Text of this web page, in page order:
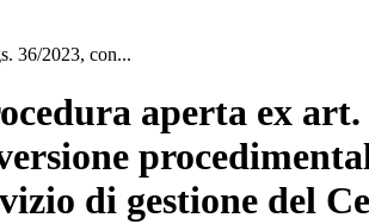
36/2023, con...
aperta ex art.
di gestione del